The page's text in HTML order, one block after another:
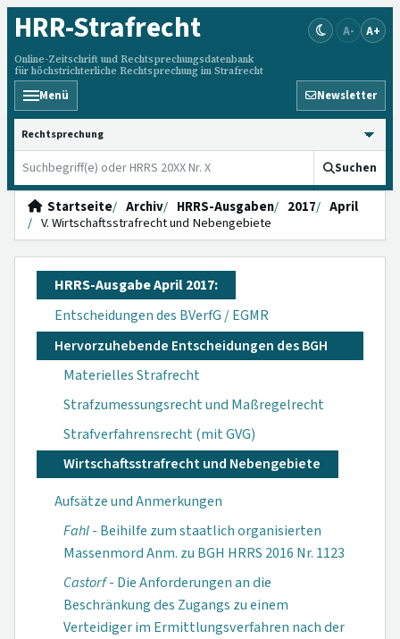
HRR-Strafrecht
Online-Zeitschrift und Rechtsprechungsdatenbank
für höchstrichterliche Rechtsprechung im Strafrecht
A- A+
Menü Newsletter
HRRS durchsuchen
Suchen
Startseite Archiv HRRS-Ausgaben 2017
April
V. Wirtschaftsstrafrecht und Nebengebiete
HRRS-Ausgabe April 2017:
Entscheidungen des BVerfG / EGMR
Hervorzuhebende Entscheidungen des BGH
Materielles Strafrecht
Strafzumessungsrecht und Maßregelrecht
Strafverfahrensrecht (mit GVG)
Wirtschaftsstrafrecht und Nebengebiete
Aufsätze und Anmerkungen
Fahl- Beihilfe zum staatlich organisierten
Massenmord Anm. zu BGH HRRS 2016 Nr. 1123
Castorf- Die Anforderungen an die
Beschränkung des Zugangs zu einem
Verteidiger im Ermittlungsverfahren nach der